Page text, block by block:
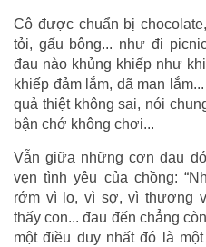
Cô được chuẩn bị
tỏi, gấu bông... như đi
đau nào khủng khiếp như
khiếp đảm lắm, dã man
quả thiệt không sai, nói
bận chớ không chơi...
Vẫn giữa những cơn đau
vẹn tình yêu của chồng:
rớm vì lo, vì sợ, vì thương
thấy con... đau đến chẳng
một điều duy nhất đó là